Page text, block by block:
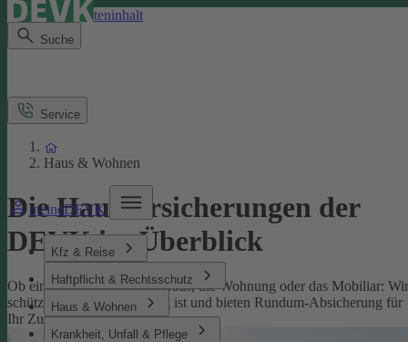
Direkt zum Seiteninhalt
Suche
meineDEVK
Kfz & Reise
Haftpflicht & Rechtsschutz
Haus & Wohnen
Krankheit, Unfall & Pflege
Service
Haus & Wohnen
Die Hausversicherungen der
DEVK im Überblick
Ob eine Versicherung fürs Haus, die Wohnung oder das Mobiliar: Wir
schützen, was Ihnen wichtig ist und bieten Rundum-Absicherung für
Ihr Zuhause.